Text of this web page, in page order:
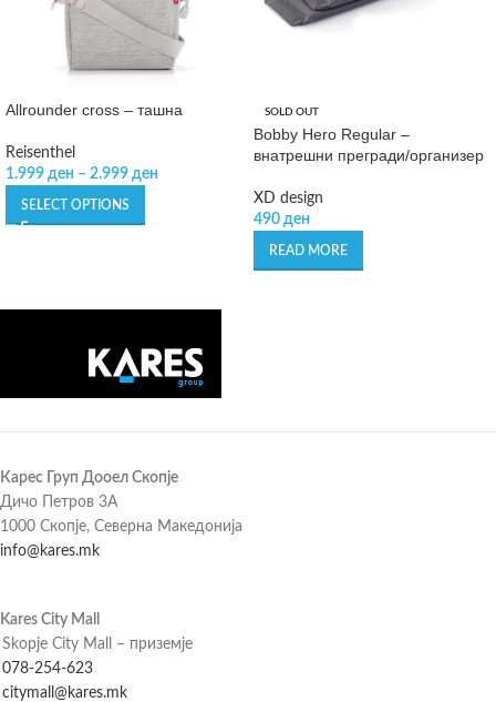
Allrounder cross – ташна
Reisenthel
1.999 ден – 2.999 ден
SELECT OPTIONS
SOLD OUT
Bobby Hero Regular –
внатрешни прегради/организер
XD design
490 ден
READ MORE
Карес Груп Дооел Скопје
Дичо Петров 3А
1000 Скопје, Северна Македонија
info@kares.mk
Kares City Mall
Skopje City Mall – приземје
078-254-623
citymall@kares.mk